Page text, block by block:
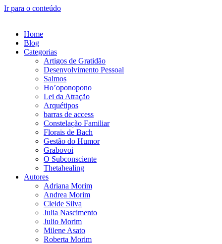
Ir para o conteúdo
Home
Blog
Categorias
Artigos de Gratidão
Desenvolvimento Pessoal
Salmos
Ho’oponopono
Lei da Atração
Arquétipos
barras de access
Constelação Familiar
Florais de Bach
Gestão do Humor
Grabovoi
O Subconsciente
Thetahealing
Autores
Adriana Morim
Andrea Morim
Cleide Silva
Julia Nascimento
Julio Morim
Milene Asato
Roberta Morim